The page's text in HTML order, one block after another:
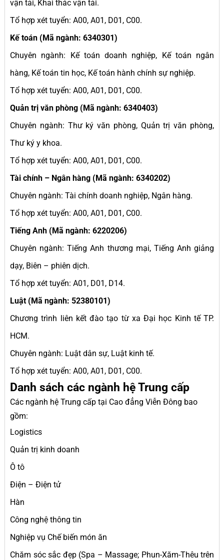
vận tải, Khai thác vận tải.
Tổ hợp xét tuyển: A00, A01, D01, C00.
Kế toán (Mã ngành: 6340301)
Chuyên ngành: Kế toán doanh nghiệp, Kế toán ngân
hàng, Kế toán tin học, Kế toán hành chính sự nghiệp.
Tổ hợp xét tuyển: A00, A01, D01, C00.
Quản trị văn phòng (Mã ngành: 6340403)
Chuyên ngành: Thư ký văn phòng, Quản trị văn phòng,
Thư ký y khoa.
Tổ hợp xét tuyển: A00, A01, D01, C00.
Tài chính – Ngân hàng (Mã ngành: 6340202)
Chuyên ngành: Tài chính doanh nghiệp, Ngân hàng.
Tổ hợp xét tuyển: A00, A01, D01, C00.
Tiếng Anh (Mã ngành: 6220206)
Chuyên ngành: Tiếng Anh thương mại, Tiếng Anh giảng
dạy, Biên – phiên dịch.
Tổ hợp xét tuyển: A01, D01, D14.
Luật (Mã ngành: 52380101)
Chương trình liên kết đào tạo từ xa Đại học Kinh tế TP.
HCM.
Chuyên ngành: Luật dân sự, Luật kinh tế.
Tổ hợp xét tuyển: A00, A01, D01, C00.
Danh sách các ngành hệ Trung cấp
Các ngành hệ Trung cấp tại Cao đẳng Viễn Đông bao
gồm:
Logistics
Quản trị kinh doanh
Ô tô
Điện – Điện tử
Hàn
Công nghệ thông tin
Nghiệp vụ Chế biến món ăn
Chăm sóc sắc đẹp (Spa – Massage; Phun-Xăm-Thêu trên